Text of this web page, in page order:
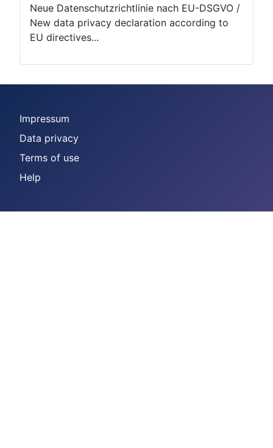
Neue Datenschutzrichtlinie nach EU-DSGVO /
New data privacy declaration according to
EU directives...
Impressum
Data privacy
Terms of use
Help